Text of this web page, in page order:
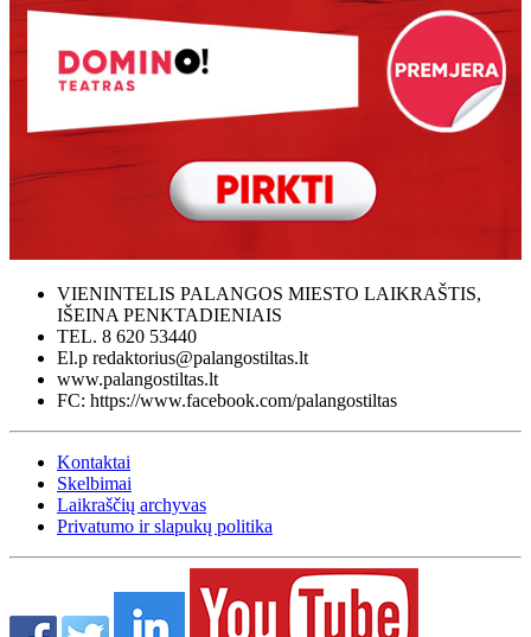
VIENINTELIS PALANGOS MIESTO LAIKRAŠTIS,
IŠEINA PENKTADIENIAIS
TEL. 8 620 53440
El.p redaktorius@palangostiltas.lt
www.palangostiltas.lt
FC: https://www.facebook.com/palangostiltas
Kontaktai
Skelbimai
Laikraščių archyvas
Privatumo ir slapukų politika